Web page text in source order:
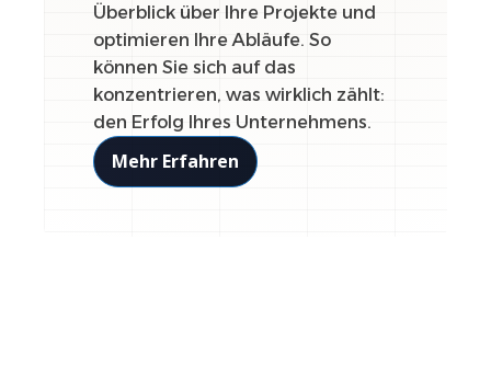
Überblick über Ihre Projekte und
optimieren Ihre Abläufe. So
können Sie sich auf das
konzentrieren, was wirklich zählt:
den Erfolg Ihres Unternehmens.
Mehr Erfahren